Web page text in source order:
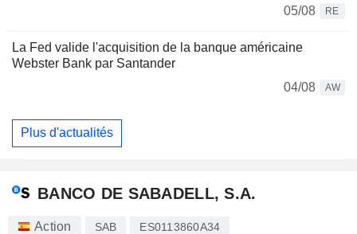
05/08
RE
La Fed valide l'acquisition de la banque américaine
Webster Bank par Santander
04/08
AW
Plus d'actualités
BANCO DE SABADELL, S.A.
Action SAB ES0113860A34